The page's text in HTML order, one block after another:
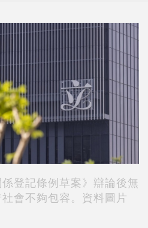
登記條例草案》辯論後無
會不夠包容。資料圖片